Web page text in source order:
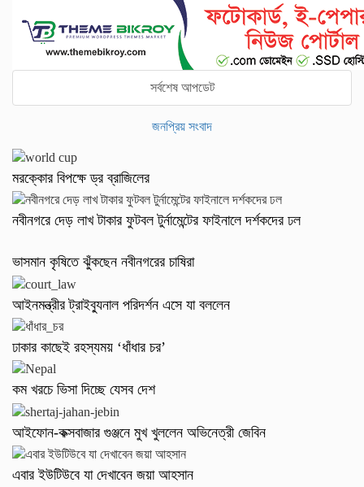
সর্বশেষ আপডেট
জনপ্রিয় সংবাদ
মরক্কোর বিপক্ষে ড্র ব্রাজিলের
নবীনগরে দেড় লাখ টাকার ফুটবল টুর্নামেন্টের ফাইনালে দর্শকদের ঢল
ভাসমান কৃষিতে ঝুঁকছেন নবীনগরের চাষিরা
আইনমন্ত্রীর ট্রাইব্যুনাল পরিদর্শন এসে যা বললেন
ঢাকার কাছেই রহস্যময় ‘ধাঁধার চর’
কম খরচে ভিসা দিচ্ছে যেসব দেশ
আইফোন-কক্সবাজার গুঞ্জনে মুখ খুললেন অভিনেত্রী জেবিন
এবার ইউটিউবে যা দেখাবেন জয়া আহসান